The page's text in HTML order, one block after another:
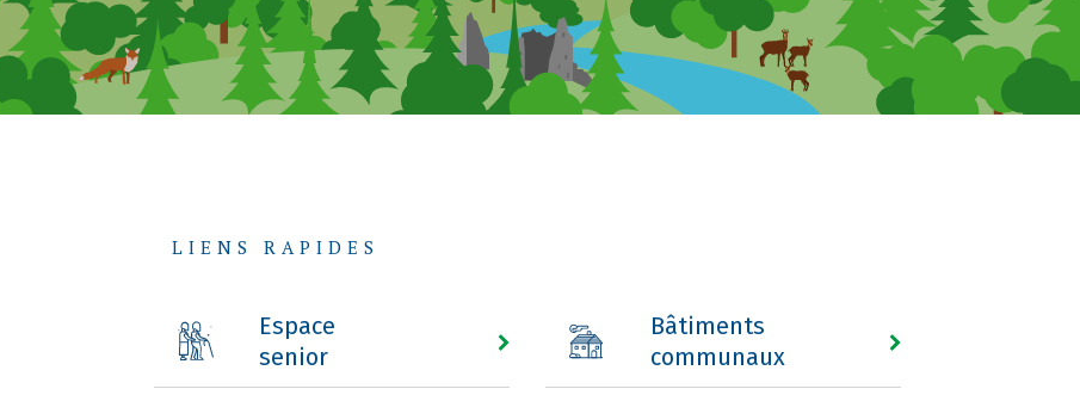
LIENS RAPIDES
Espace
senior
Bâtiments
communaux